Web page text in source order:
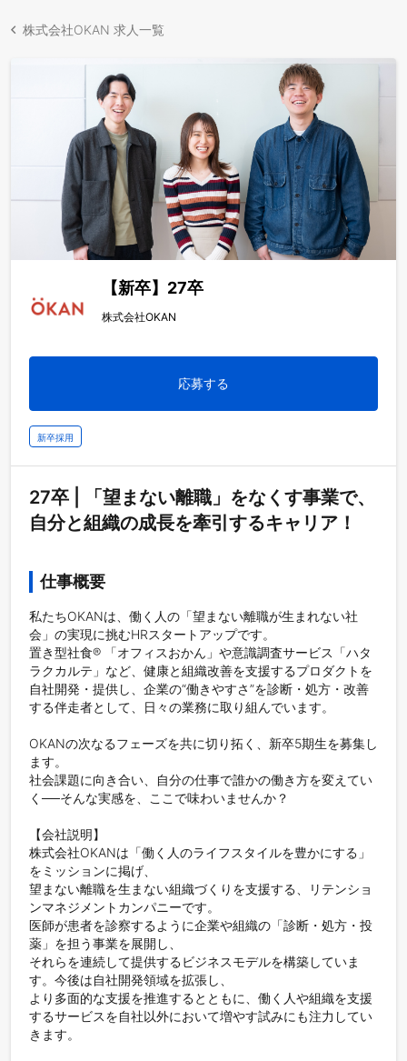
株式会社OKAN 求人一覧
【新卒】27卒
株式会社OKAN
応募する
新卒採用
27卒 | 「望まない離職」をなくす事業で、
自分と組織の成長を牽引するキャリア！
仕事概要
私たちOKANは、働く人の「望まない離職が生まれない社
会」の実現に挑むHRスタートアップです。
置き型社食®︎ 「オフィスおかん」や意識調査サービス「ハタ
ラクカルテ」など、健康と組織改善を支援するプロダクトを
自社開発・提供し、企業の“働きやすさ”を診断・処方・改善
する伴走者として、日々の業務に取り組んでいます。
OKANの次なるフェーズを共に切り拓く、新卒5期生を募集し
ます。
社会課題に向き合い、自分の仕事で誰かの働き方を変えてい
く──そんな実感を、ここで味わいませんか？
【会社説明】
株式会社OKANは「働く人のライフスタイルを豊かにする」
をミッションに掲げ、
望まない離職を生まない組織づくりを支援する、リテンショ
ンマネジメントカンパニーです。
医師が患者を診察するように企業や組織の「診断・処方・投
薬」を担う事業を展開し、
それらを連続して提供するビジネスモデルを構築していま
す。今後は自社開発領域を拡張し、
より多面的な支援を推進するとともに、働く人や組織を支援
するサービスを自社以外において増やす試みにも注力してい
きます。